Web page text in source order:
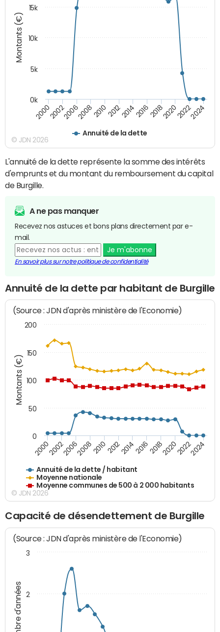
Montants (€)
Annuité de la dette
200020022006200820102012201420162018202020222024
0k
5k
10k
15k
© JDN 2026
L'annuité de la dette représente la somme des intérêts
d'emprunts et du montant du remboursement du capital
de Burgille.
A ne pas manquer
Recevez nos astuces et bons plans directement par e-
mail.
Je m'abonne
En savoir plus sur notre politique de confidentialité
Annuité de la dette par habitant de Burgille
Montants (€)
(Source : JDN d'après ministère de l'Economie)
Annuité de la dette / habitant
Moyenne nationale
Moyenne communes de 500 à 2 000 habitants
200020022006200820102012201420162018202020222024
0
50
100
150
200
© JDN 2026
Capacité de désendettement de Burgille
Nombre d'années
(Source : JDN d'après ministère de l'Economie)
2
3